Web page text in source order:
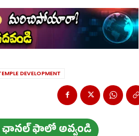
DEVELOPMENT
ఛాన‌ల్ ఫాలో అవ్వండి